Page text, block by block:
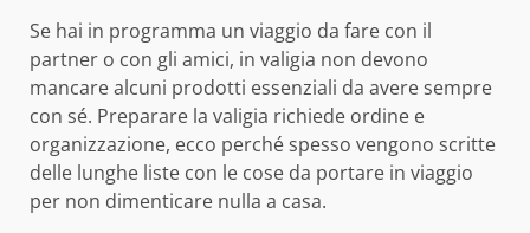
Se hai in programma un viaggio da fare con il
partner o con gli amici, in valigia non devono
mancare alcuni prodotti essenziali da avere sempre
con sé. Preparare la valigia richiede ordine e
organizzazione, ecco perché spesso vengono scritte
delle lunghe liste con le cose da portare in viaggio
per non dimenticare nulla a casa.